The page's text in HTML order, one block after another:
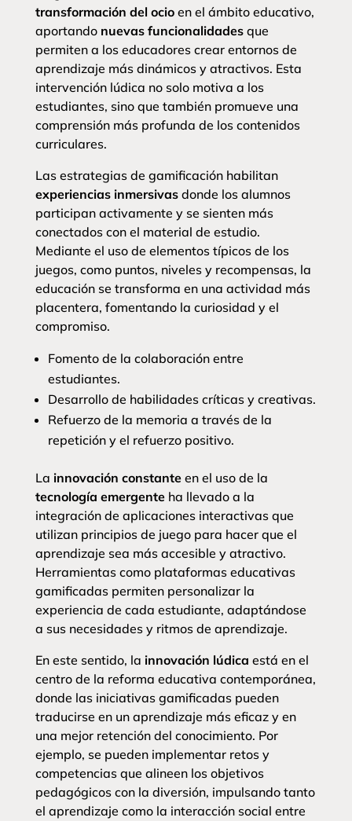
transformación del ocioen el ámbito educativo,
aportando nuevas funcionalidadesque
permiten a los educadores crear entornos de
aprendizaje más dinámicos y atractivos. Esta
intervención lúdica no solo motiva a los
estudiantes, sino que también promueve una
comprensión más profunda de los contenidos
curriculares.
Las estrategias de gamificación habilitan
experiencias inmersivasdonde los alumnos
participan activamente y se sienten más
conectados con el material de estudio.
Mediante el uso de elementos típicos de los
juegos, como puntos, niveles y recompensas, la
educación se transforma en una actividad más
placentera, fomentando la curiosidad y el
compromiso.
Fomento de la colaboración entre
estudiantes.
Desarrollo de habilidades críticas y creativas.
Refuerzo de la memoria a través de la
repetición y el refuerzo positivo.
La innovación constanteen el uso de la
tecnología emergenteha llevado a la
integración de aplicaciones interactivas que
utilizan principios de juego para hacer que el
aprendizaje sea más accesible y atractivo.
Herramientas como plataformas educativas
gamificadas permiten personalizar la
experiencia de cada estudiante, adaptándose
a sus necesidades y ritmos de aprendizaje.
En este sentido, la innovación lúdica está en el
centro de la reforma educativa contemporánea,
donde las iniciativas gamificadas pueden
traducirse en un aprendizaje más eficaz y en
una mejor retención del conocimiento. Por
ejemplo, se pueden implementar retos y
competencias que alineen los objetivos
pedagógicos con la diversión, impulsando tanto
el aprendizaje como la interacción social entre